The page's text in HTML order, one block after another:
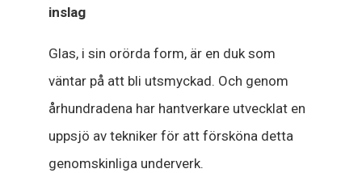
inslag
Glas, i sin orörda form, är en duk som
väntar på att bli utsmyckad. Och genom
århundradena har hantverkare utvecklat en
uppsjö av tekniker för att försköna detta
genomskinliga underverk.